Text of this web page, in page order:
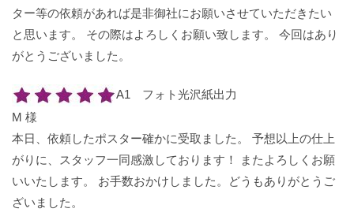
ター等の依頼があれば是非御社にお願いさせていただきたい
と思います。 その際はよろしくお願い致します。 今回はあり
がとうございました。
A1 フォト光沢紙出力
M 様
本日、依頼したポスター確かに受取ました。 予想以上の仕上
がりに、スタッフ一同感激しております！ またよろしくお願
いいたします。 お手数おかけしました。どうもありがとうご
ざいました。